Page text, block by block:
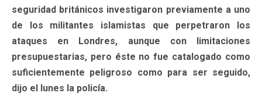
seguridad británicos investigaron previamente a uno
de los militantes islamistas que perpetraron los
ataques en Londres, aunque con limitaciones
presupuestarias, pero éste no fue catalogado como
suficientemente peligroso como para ser seguido,
dijo el lunes la policía.